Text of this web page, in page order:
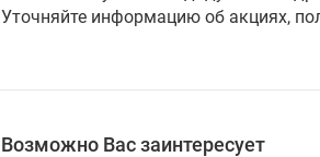
Уточняйте информацию об акциях,
Возможно Вас заинтересует